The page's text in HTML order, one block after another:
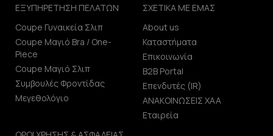
ΕΞΥΠΗΡΕΤΗΣΗ ΠΕΛΑΤΩΝ
Coupe Γυναικεία Σλιπ
Coupe Μαγιό Bra / One-
Piece
Coupe Μαγιό Σλιπ
Συμβουλές Φροντίδας
Μεγεθολόγιο
ΣΧΕΤΙΚΑ ΜΕ ΕΜΑΣ
About us
Καταστήματα
Επικοινωνία
B2B Portal
Επενδυτές (IR)
ΑΝΑΚΟΙΝΩΣΕΙΣ ΧΑΑ
Εταιρεία